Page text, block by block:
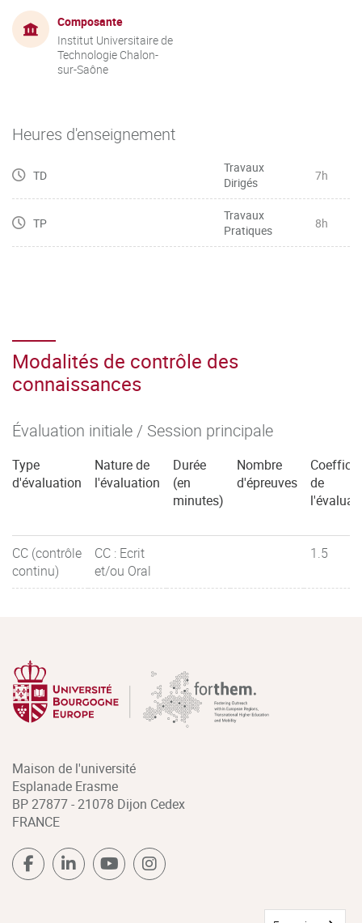
Composante
Institut Universitaire de
Technologie Chalon-
sur-Saône
Heures d'enseignement
TD
Travaux
Dirigés
7h
TP
Travaux
Pratiques
8h
Modalités de contrôle des
connaissances
Évaluation initiale / Session principale
Type
d'évaluation
Nature de
l'évaluation
Durée
(en
minutes)
Nombre
d'épreuves
de
CC (contrôle
continu)
CC : Ecrit
et/ou Oral
1.5
Maison de l'université
Esplanade Erasme
BP 27877 - 21078 Dijon Cedex
FRANCE